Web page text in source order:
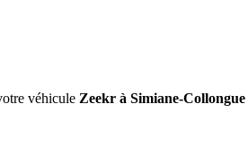
véhicule Zeekr à Simiane-Collongue